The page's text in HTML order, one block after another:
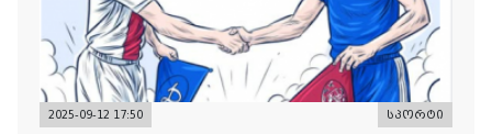
2025-09-12 17:50 სპორტი